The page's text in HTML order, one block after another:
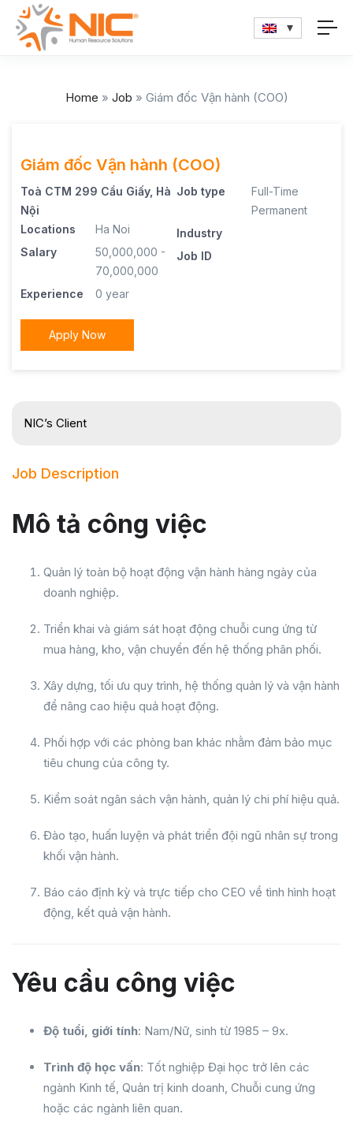
Home » Job » Giám đốc Vận hành (COO)
Giám đốc Vận hành (COO)
Toà CTM 299 Cầu Giấy, Hà
Nội
Locations
Ha Noi
Salary
50,000,000 -
70,000,000
Experience
0 year
Job type
Full-Time
Permanent
Industry
Job ID
Apply Now
NIC’s Client
Job Description
Mô tả công việc
Quản lý toàn bộ hoạt động vận hành hàng ngày của
doanh nghiệp.
Triển khai và giám sát hoạt động chuỗi cung ứng từ
mua hàng, kho, vận chuyển đến hệ thống phân phối.
Xây dựng, tối ưu quy trình, hệ thống quản lý và vận hành
để nâng cao hiệu quả hoạt động.
Phối hợp với các phòng ban khác nhằm đảm bảo mục
tiêu chung của công ty.
Kiểm soát ngân sách vận hành, quản lý chi phí hiệu quả.
Đào tạo, huấn luyện và phát triển đội ngũ nhân sự trong
khối vận hành.
Báo cáo định kỳ và trực tiếp cho CEO về tình hình hoạt
động, kết quả vận hành.
Yêu cầu công việc
Độ tuổi, giới tính: Nam/Nữ, sinh từ 1985 – 9x.
Trình độ học vấn: Tốt nghiệp Đại học trở lên các
ngành Kinh tế, Quản trị kinh doanh, Chuỗi cung ứng
hoặc các ngành liên quan.